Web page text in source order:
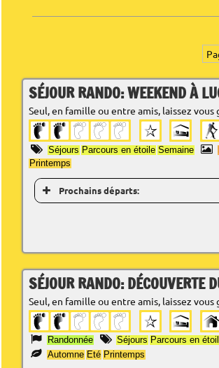
SÉJOUR RANDO: WEEKEND À
Seul, en famille ou entre amis, laissez
Séjours Parcours en étoile Semaine
Printemps
Prochains départs:
SÉJOUR RANDO: DÉCOUVERTE
Seul, en famille ou entre amis, laissez
Randonnée Séjours Parcours en
Automne Eté Printemps